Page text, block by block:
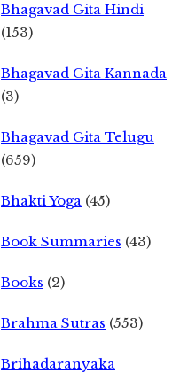
Bhagavad Gita Hindi
(153)
Bhagavad Gita Kannada
(3)
Bhagavad Gita Telugu
(659)
Bhakti Yoga (45)
Book Summaries (43)
Books (2)
Brahma Sutras (553)
Brihadaranyaka